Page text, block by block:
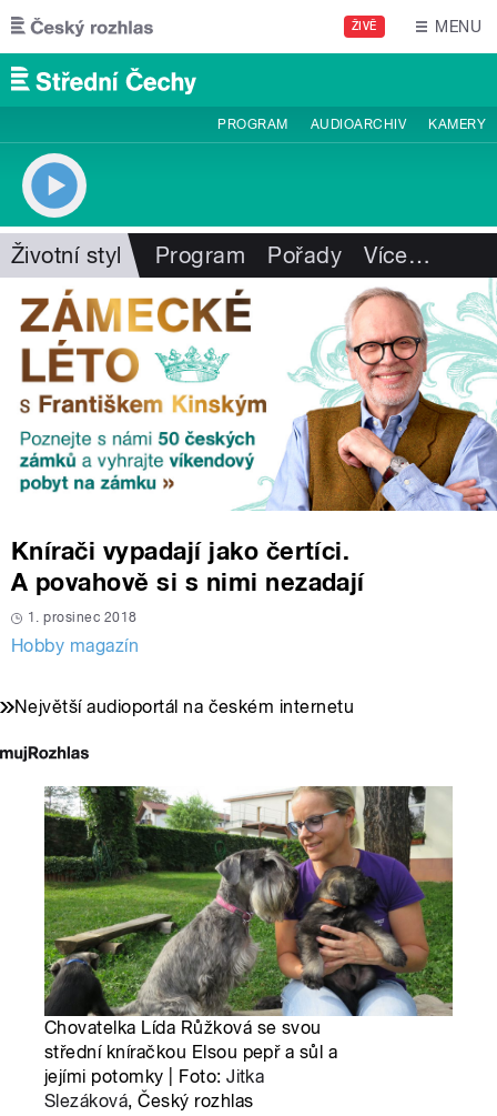
Přejít k hlavnímu obsahu
ŽIVĚ MENU
PROGRAM AUDIOARCHIV KAMERY
Životní styl Program Pořady Více…
Knírači vypadají jako čertíci.
A povahově si s nimi nezadají
1. prosinec 2018
Hobby magazín
Největší audioportál na českém internetu
Chovatelka Lída Růžková se svou
střední kníračkou Elsou pepř a sůl a
jejími potomky | Foto:Jitka
Slezáková, Český rozhlas